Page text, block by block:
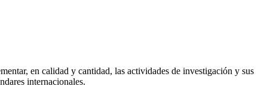
en calidad y cantidad, las actividades de investigación y sus
internacionales.